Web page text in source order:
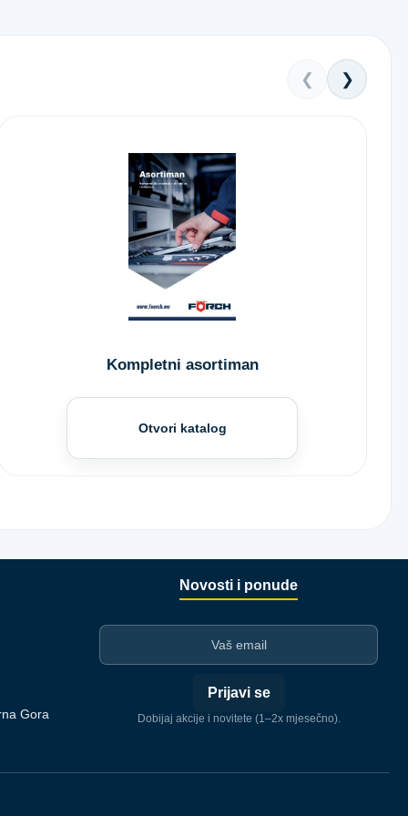
❮ ❯
Kompletni asortiman
Otvori katalog
Gora
Novosti i ponude
Prijavi se
Dobijaj akcije i novitete (1–2x mjesečno).